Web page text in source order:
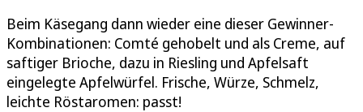
Beim Käsegang dann wieder eine dieser Gewinner-
Kombinationen: Comté gehobelt und als Creme, auf
saftiger Brioche, dazu in Riesling und Apfelsaft
eingelegte Apfelwürfel. Frische, Würze, Schmelz,
leichte Röstaromen: passt!